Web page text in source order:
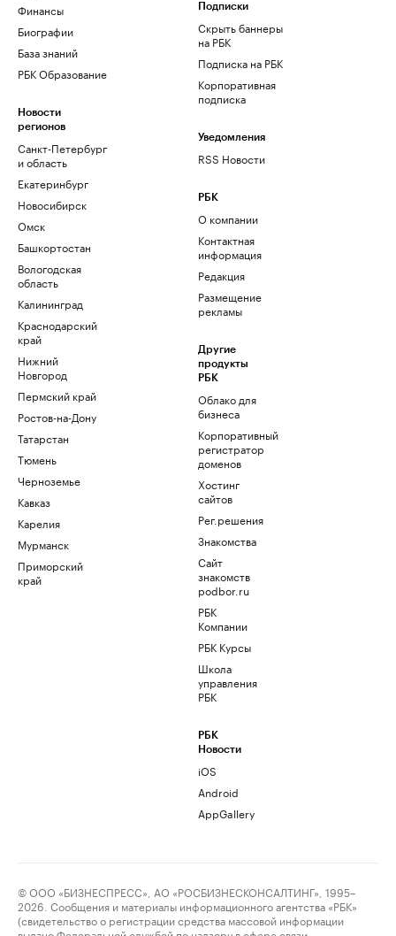
Финансы
Биографии
База знаний
РБК Образование
Новости
регионов
Санкт-Петербург
и область
Екатеринбург
Новосибирск
Омск
Башкортостан
Вологодская
область
Калининград
Краснодарский
край
Нижний
Новгород
Пермский край
Ростов-на-Дону
Татарстан
Тюмень
Черноземье
Кавказ
Карелия
Мурманск
Приморский
край
Подписки
Скрыть баннеры
на РБК
Подписка на РБК
Корпоративная
подписка
Уведомления
RSS Новости
РБК
О компании
Контактная
информация
Редакция
Размещение
рекламы
Другие
продукты
РБК
Облако для
бизнеса
Корпоративный
регистратор
доменов
Хостинг
сайтов
Рег.решения
Знакомства
Сайт
знакомств
podbor.ru
РБК
Компании
РБК Курсы
Школа
управления
РБК
РБК
Новости
iOS
Android
AppGallery
© ООО «БИЗНЕСПРЕСС», АО «РОСБИЗНЕСКОНСАЛТИНГ», 1995–
2026. Сообщения и материалы информационного агентства «РБК»
(свидетельство о регистрации средства массовой информации